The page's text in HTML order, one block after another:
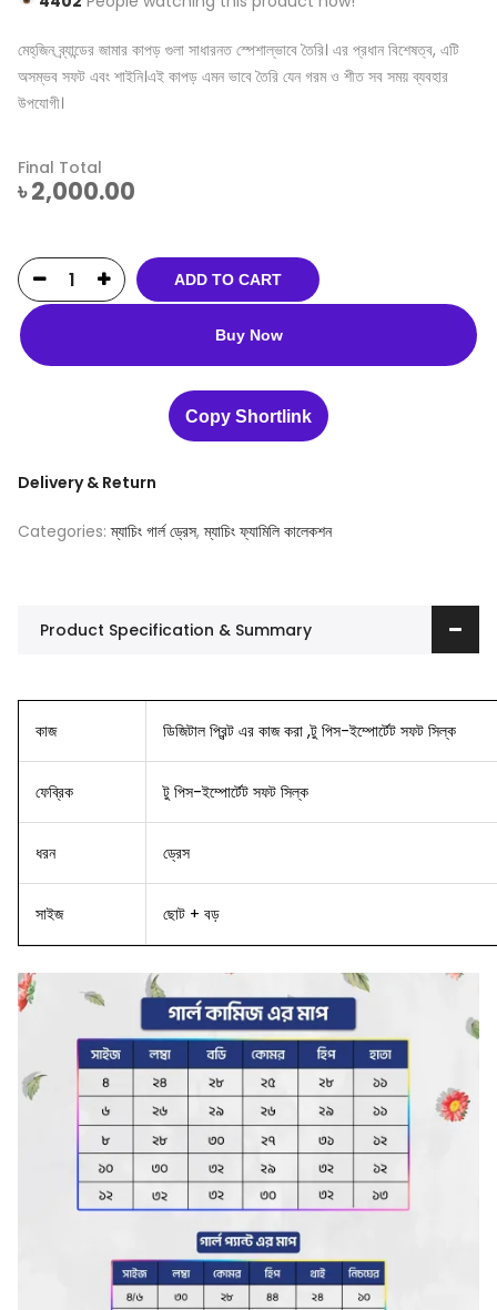
মেহ্‌জিন ব্র্যান্ডের জামার কাপড় গুলা সাধারনত স্পেশাল্ভাবে তৈরি। এর প্রধান বিশেষত্ব, এটি
অসম্ভব সফট এবং শাইনি।এই কাপড় এমন ভাবে তৈরি যেন গরম ও শীত সব সময় ব্যবহার
উপযোগী।
Final Total
৳2,000.00
ADD TO CART
Buy Now
Copy Shortlink
Delivery & Return
Categories:ম্যাচিং গার্ল ড্রেস,ম্যাচিং ফ্যামিলি কালেকশন
Product Specification & Summary
কাজ ডিজিটাল প্রিন্ট এর কাজ করা ,টু পিস-ইম্পোর্টেট সফট সিল্ক
ফেব্রিক টু পিস-ইম্পোর্টেট সফট সিল্ক
ধরন ড্রেস
সাইজ ছোট + বড়